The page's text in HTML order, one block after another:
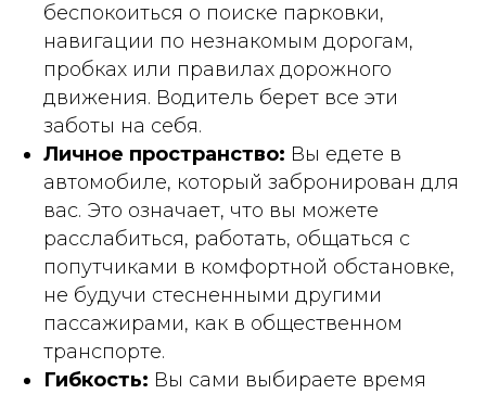
беспокоиться о поиске парковки,
навигации по незнакомым дорогам,
пробках или правилах дорожного
движения. Водитель берет все эти
заботы на себя.
Личное пространство: Вы едете в
автомобиле, который забронирован для
вас. Это означает, что вы можете
расслабиться, работать, общаться с
попутчиками в комфортной обстановке,
не будучи стесненными другими
пассажирами, как в общественном
транспорте.
Гибкость: Вы сами выбираете время